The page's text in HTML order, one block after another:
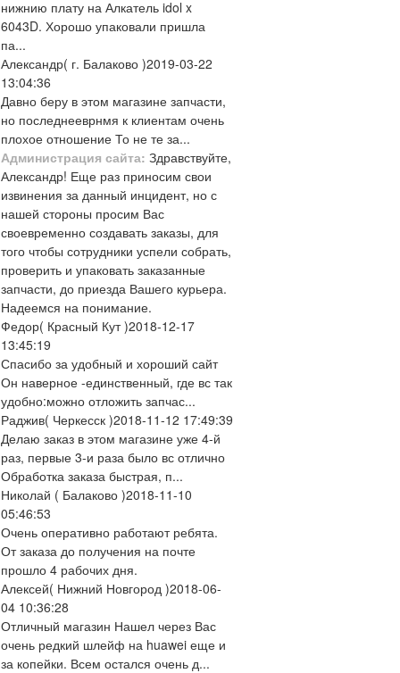
нижнию плату на Алкатель idol x
6043D. Хорошо упаковали пришла
па...
Александр( г. Балаково )2019-03-22
13:04:36
Давно беру в этом магазине запчасти,
но последнееврнмя к клиентам очень
плохое отношение То не те за...
Администрация сайта: Здравствуйте,
Александр! Еще раз приносим свои
извинения за данный инцидент, но с
нашей стороны просим Вас
своевременно создавать заказы, для
того чтобы сотрудники успели собрать,
проверить и упаковать заказанные
запчасти, до приезда Вашего курьера.
Надеемся на понимание.
Федор( Красный Кут )2018-12-17
13:45:19
Спасибо за удобный и хороший сайт
Он наверное -единственный, где вс так
удобно:можно отложить запчас...
Раджив( Черкесск )2018-11-12 17:49:39
Делаю заказ в этом магазине уже 4-й
раз, первые 3-и раза было вс отлично
Обработка заказа быстрая, п...
Николай ( Балаково )2018-11-10
05:46:53
Очень оперативно работают ребята.
От заказа до получения на почте
прошло 4 рабочих дня.
Алексей( Нижний Новгород )2018-06-
04 10:36:28
Отличный магазин Нашел через Вас
очень редкий шлейф на huawei еще и
за копейки. Всем остался очень д...